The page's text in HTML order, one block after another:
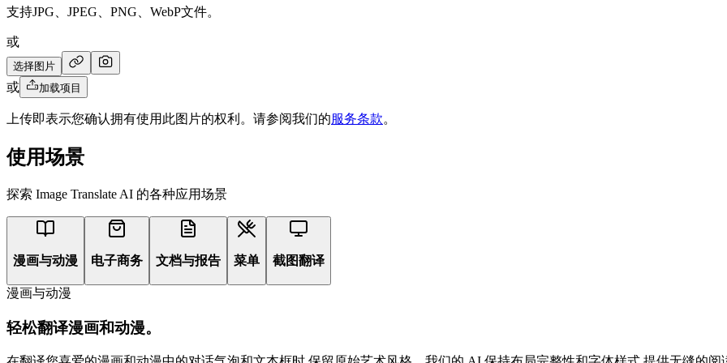
支持JPG、JPEG、PNG、WebP文件。
或
选择图片
或 加载项目
上传即表示您确认拥有使用此图片的权利。请参阅我们的服务条款。
使用场景
探索 Image Translate AI 的各种应用场景
漫画与动漫 电子商务 文档与报告 菜单 截图翻译
漫画与动漫
轻松翻译漫画和动漫。